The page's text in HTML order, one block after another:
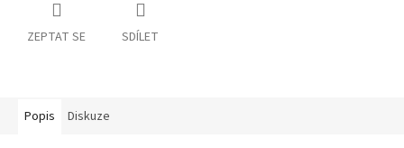
ZEPTAT SE SDÍLET
Popis Diskuze